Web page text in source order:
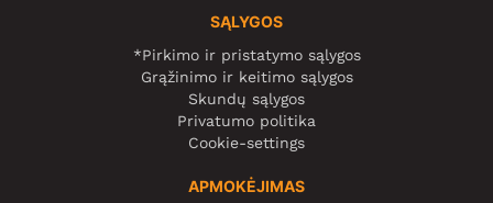
SĄLYGOS
*Pirkimo ir pristatymo sąlygos
Grąžinimo ir keitimo sąlygos
Skundų sąlygos
Privatumo politika
Cookie-settings
APMOKĖJIMAS